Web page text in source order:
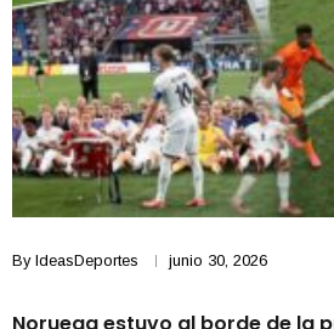
By IdeasDeportes junio 30, 2026